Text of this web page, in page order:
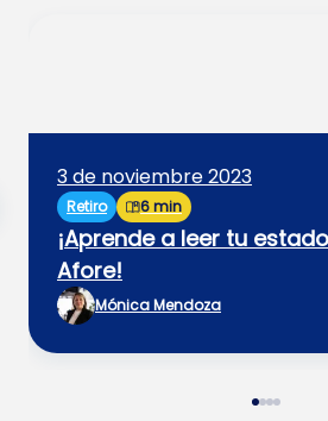
3 de noviembre 2023
Retiro 6 min
¡Aprende a leer tu
Afore!
Mónica Mendoza